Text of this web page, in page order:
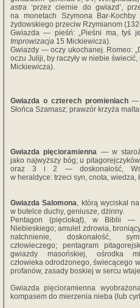
astra‘przez ciernie do gwiazd’,
na monetach Szymona Bar-
żydowskiego przeciw Rzymianom
Gwiazda — pieśń: „Pieśni ma, tyś
Improwizacja 15 Mickiewicza).
Gwiazdy — oczy ukochanej. Romeo:
oczu Juliji, by raczyły w niebie
Mickiewicza).
Gwiazda o czterech promieniach—
Słońca Szamasz; prawzór krzyża
Gwiazda pięcioramienna — w
jako najwyższy bóg; u
oraz 3 i 2 — doskonałość,
w heraldyce: trzeci syn, cnota, wiedza,
Gwiazda Salomona, którą wyciskał
w butelce duchy, geniusze, dżinny.
Pentagon (pięciokąt), w Biblii —
Niebieskiego; amulet zdrowia,
natchnienie, doskonałość,
człowieczego; pentagram
gwiazdy masońskiej, ośrodka
człowieka odrodzonego, świecącego
profanów, zasady boskiej w sercu
Gwiazda pięcioramienna
kompasem do mierzenia nieba (lub